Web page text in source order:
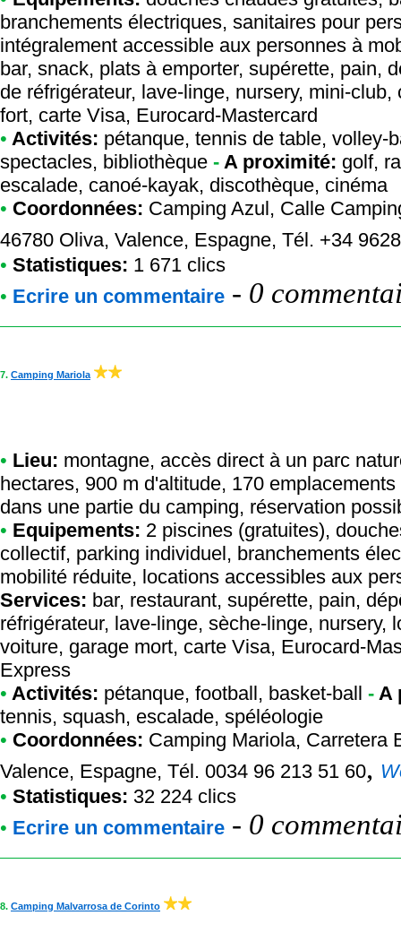
branchements électriques, sanitaires pour
intégralement accessible aux personnes à
bar, snack, plats à emporter, supérette, pain,
de réfrigérateur, lave-linge, nursery, mini-
fort, carte Visa, Eurocard-Mastercard
• Activités: pétanque, tennis de table, volley-
spectacles, bibliothèque - A proximité: golf,
escalade, canoé-kayak, discothèque, cinéma
• Coordonnées: Camping Azul, Calle
46780 Oliva, Valence, Espagne, Tél. +34
• Statistiques: 1 671 clics
• Ecrire un commentaire - 0
7. Camping Mariola
• Lieu: montagne, accès direct à un parc
hectares, 900 m d'altitude, 170
dans une partie du camping, réservation
• Equipements: 2 piscines (gratuites),
collectif, parking individuel, branchements
mobilité réduite, locations accessibles aux
Services: bar, restaurant, supérette, pain,
réfrigérateur, lave-linge, sèche-linge, nursery,
voiture, garage mort, carte Visa, Eurocard-
Express
• Activités: pétanque, football, basket-ball - A
tennis, squash, escalade, spéléologie
• Coordonnées: Camping Mariola, Carretera
Valence, Espagne, Tél. 0034 96 213 51 60,
• Statistiques: 32 224 clics
• Ecrire un commentaire - 0
8. Camping Malvarrosa de Corinto